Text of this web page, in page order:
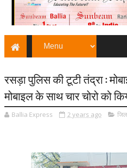
रसड़ा पुलिस की टूटी तंद्रा :
मोबाइल के साथ चार चोरो को
Ballia Express 2 years ago